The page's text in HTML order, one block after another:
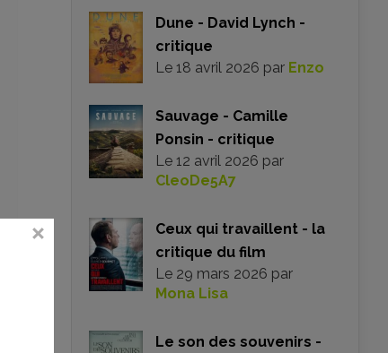
Dune - David Lynch -
critique
Le 18 avril 2026 par Enzo
Sauvage - Camille
Ponsin - critique
Le 12 avril 2026 par
CleoDe5A7
Ceux qui travaillent - la
critique du film
Le 29 mars 2026 par
Mona Lisa
Le son des souvenirs -